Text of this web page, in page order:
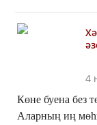
без...
4
Көне буена без
Аларның иң